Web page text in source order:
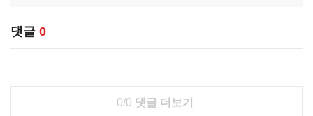
댓글 0
0/0 댓글 더보기